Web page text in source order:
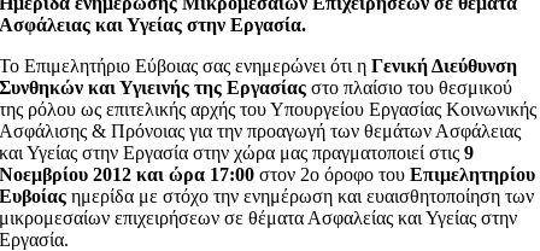
Ασφάλειας και Υγείας στην Εργασία.
To Επιμελητήριο Εύβοιας σας ενημερώνει ότι η Γενική Διεύθυνση
Συνθηκών και Υγιεινής της Εργασίας στο πλαίσιο του θεσμικού
της ρόλου ως επιτελικής αρχής του Υπουργείου Εργασίας Κοινωνικής
Ασφάλισης & Πρόνοιας για την προαγωγή των θεμάτων Ασφάλειας
και Υγείας στην Εργασία στην χώρα μας πραγματοποιεί στις9
Νοεμβρίου 2012 και ώρα 17:00 στον 2ο όροφο τουΕπιμελητηρίου
Ευβοίας ημερίδα με στόχο την ενημέρωση και ευαισθητοποίηση των
μικρομεσαίων επιχειρήσεων σε θέματα Ασφαλείας και Υγείας στην
Εργασία.